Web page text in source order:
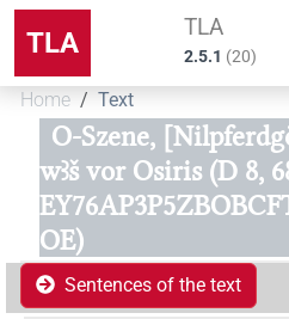
TLA TLA
2.5.1 (20)
Home Text
O-Szene,
wꜣš vor Osiris (D 8,
OE)
Sentences of the text